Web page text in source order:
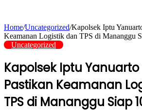
Home/Uncategorized/Kapolsek Iptu
Keamanan Logistik dan TPS di Mananggu
Uncategorized
Kapolsek Iptu
Pastikan Keamanan
TPS di Mananggu Siap